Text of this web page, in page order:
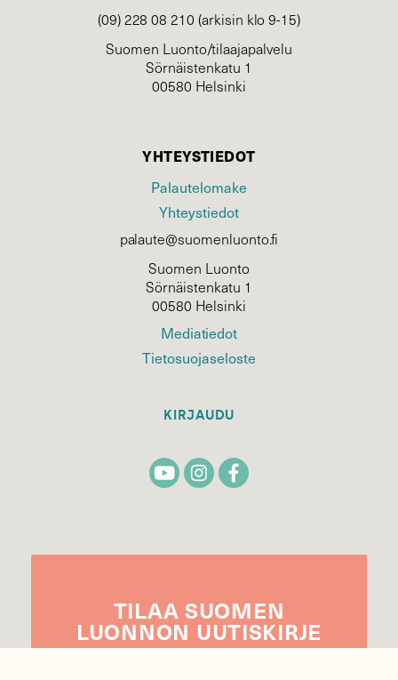
(09) 228 08 210 (arkisin klo 9-15)
Suomen Luonto/tilaajapalvelu
Sörnäistenkatu 1
00580 Helsinki
YHTEYSTIEDOT
Palautelomake
Yhteystiedot
palaute@suomenluonto.fi
Suomen Luonto
Sörnäistenkatu 1
00580 Helsinki
Mediatiedot
Tietosuojaseloste
KIRJAUDU
TILAA SUOMEN
LUONNON UUTIS­KIRJE